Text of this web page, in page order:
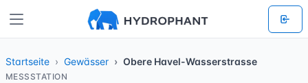
Startseite Gewässer Obere Havel-Wasserstrasse
MESSSTATION